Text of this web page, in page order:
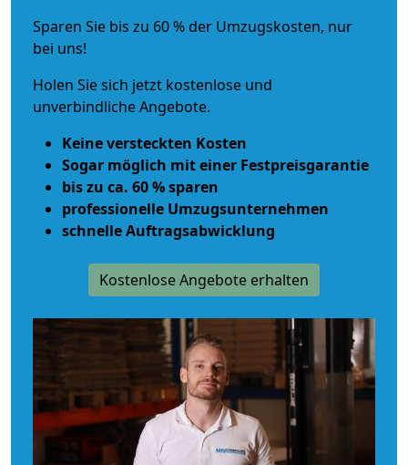
Sparen Sie bis zu 60 % der Umzugskosten, nur
bei uns!
Holen Sie sich jetzt kostenlose und
unverbindliche Angebote.
Keine versteckten Kosten
Sogar möglich mit einer Festpreisgarantie
bis zu ca. 60 % sparen
professionelle Umzugsunternehmen
schnelle Auftragsabwicklung
Kostenlose Angebote erhalten